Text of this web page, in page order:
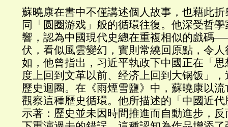
蘇曉康在書中不僅講述個人故事，也藉此
同「圆圈游戏」般的循環往復。他深受哲
響，認為中國現代史總在重複相似的戲碼
伏，看似風雲變幻，實則常繞回原點，令
如，他曾指出，习近平執政下中國正在「
度上回到文革以前、经济上回到大锅饭」
歷史迴圈。在《雨煙雪鹽》中，蘇曉康以
觀察這種歷史循環。他所描述的「中國近
示著：歷史並未因時間推進而自動進步，